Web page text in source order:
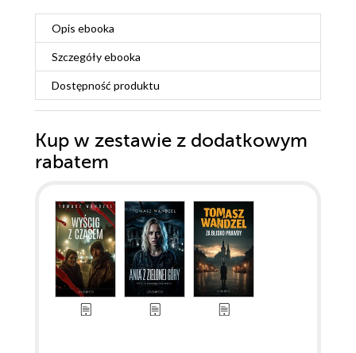
Opis ebooka
Szczegółyebooka
Dostępność produktu
Kup w zestawie z dodatkowym
rabatem